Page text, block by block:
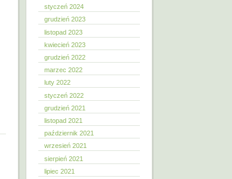
styczeń 2024
grudzień 2023
listopad 2023
kwiecień 2023
grudzień 2022
marzec 2022
luty 2022
styczeń 2022
grudzień 2021
listopad 2021
październik 2021
wrzesień 2021
sierpień 2021
lipiec 2021